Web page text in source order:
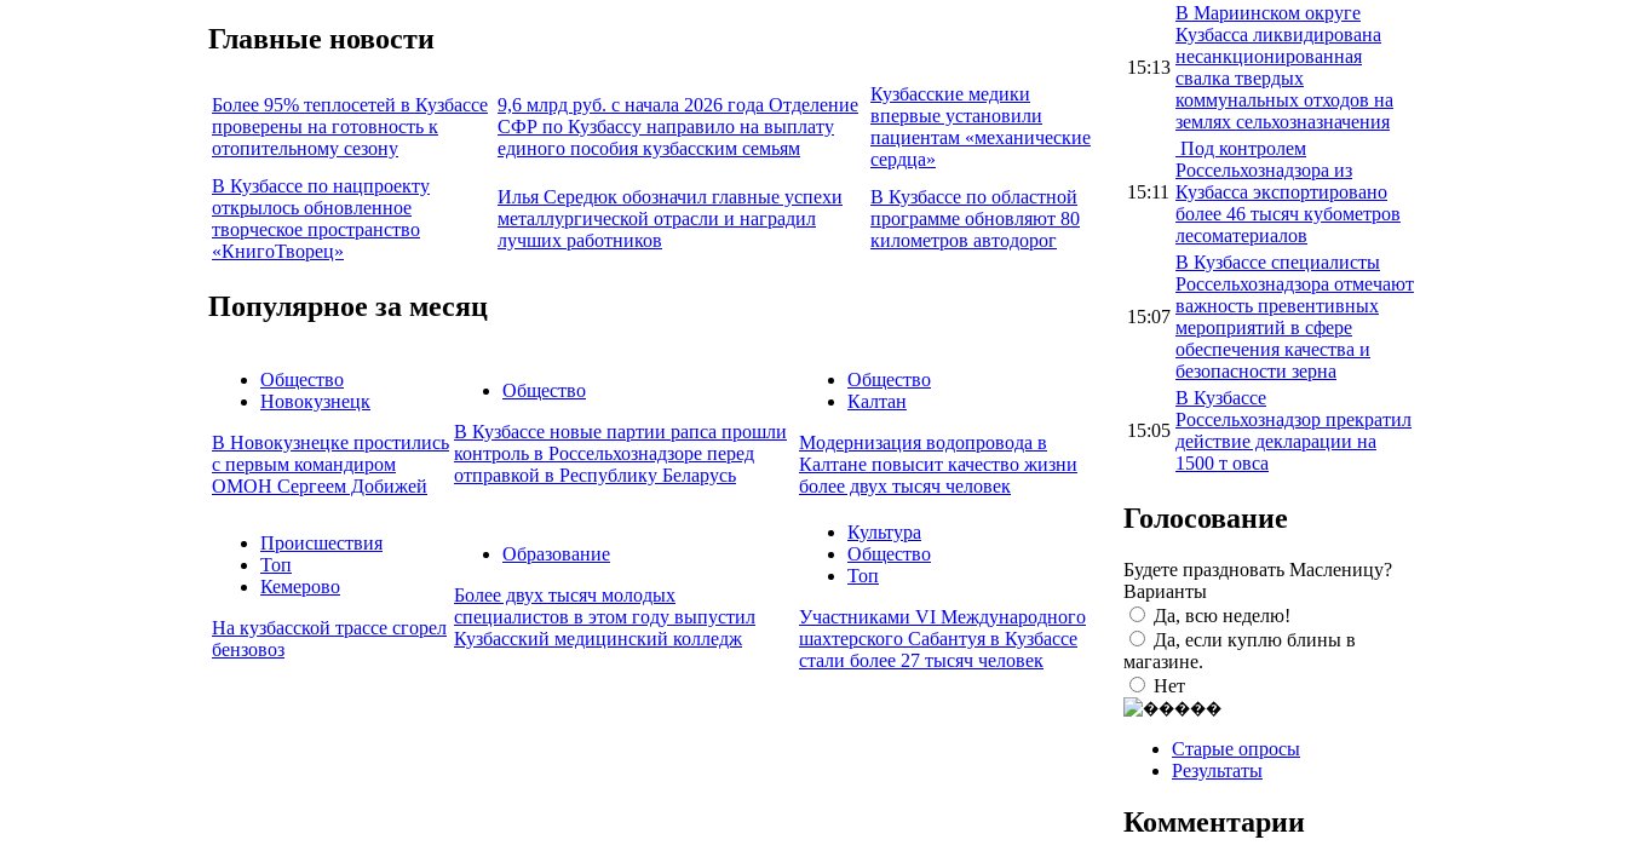
Главные новости
Более 95% теплосетей в Кузбассе
проверены на готовность к
отопительному сезону
9,6 млрд руб. с начала 2026 года Отделение
СФР по Кузбассу направило на выплату
единого пособия кузбасским семьям
Кузбасские медики
впервые установили
пациентам «механические
сердца»
В Кузбассе по нацпроекту
открылось обновленное
творческое пространство
«КнигоТворец»
Илья Середюк обозначил главные успехи
металлургической отрасли и наградил
лучших работников
В Кузбассе по областной
программе обновляют 80
километров автодорог
Популярное за месяц
Общество
Новокузнецк
В Новокузнецке простились
с первым командиром
ОМОН Сергеем Добижей
Общество
В Кузбассе новые партии рапса прошли
контроль в Россельхознадзоре перед
отправкой в Республику Беларусь
Общество
Калтан
Модернизация водопровода в
Калтане повысит качество жизни
более двух тысяч человек
Происшествия
Топ
Кемерово
На кузбасской трассе сгорел
бензовоз
Образование
Более двух тысяч молодых
специалистов в этом году выпустил
Кузбасский медицинский колледж
Культура
Общество
Топ
Участниками VI Международного
шахтерского Сабантуя в Кузбассе
стали более 27 тысяч человек
15:13
В Мариинском округе
Кузбасса ликвидирована
несанкционированная
свалка твердых
коммунальных отходов на
землях сельхозназначения
15:11
Под контролем
Россельхознадзора из
Кузбасса экспортировано
более 46 тысяч кубометров
лесоматериалов
15:07
В Кузбассе специалисты
Россельхознадзора отмечают
важность превентивных
мероприятий в сфере
обеспечения качества и
безопасности зерна
15:05
В Кузбассе
Россельхознадзор прекратил
действие декларации на
1500 т овса
Голосование
Будете праздновать Масленицу?
Варианты
Да, всю неделю!
Да, если куплю блины в
магазине.
Нет
Старые опросы
Результаты
Комментарии